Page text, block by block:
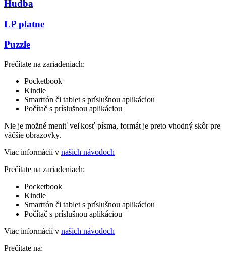
Hudba
LP platne
Puzzle
Prečítate na zariadeniach:
Pocketbook
Kindle
Smartfón či tablet s príslušnou aplikáciou
Počítač s príslušnou aplikáciou
Nie je možné meniť veľkosť písma, formát je preto vhodný skôr pre
väčšie obrazovky.
Viac informácií v našich návodoch
Prečítate na zariadeniach:
Pocketbook
Kindle
Smartfón či tablet s príslušnou aplikáciou
Počítač s príslušnou aplikáciou
Viac informácií v našich návodoch
Prečítate na: